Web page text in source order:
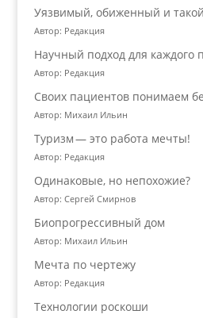
Уязвимый, обиженный и
Автор: Редакция
Научный подход для каждого
Автор: Редакция
Своих пациентов понимаем
Автор: Михаил Ильин
Туризм — это работа мечты!
Автор: Редакция
Одинаковые, но непохожие?
Автор: Сергей Смирнов
Биопрогрессивный дом
Автор: Михаил Ильин
Мечта по чертежу
Автор: Редакция
Технологии роскоши